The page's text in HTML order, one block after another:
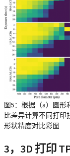
图5：根据（a）圆
比差异计算不同打印
形状精度对比彩图
3，3D 打印